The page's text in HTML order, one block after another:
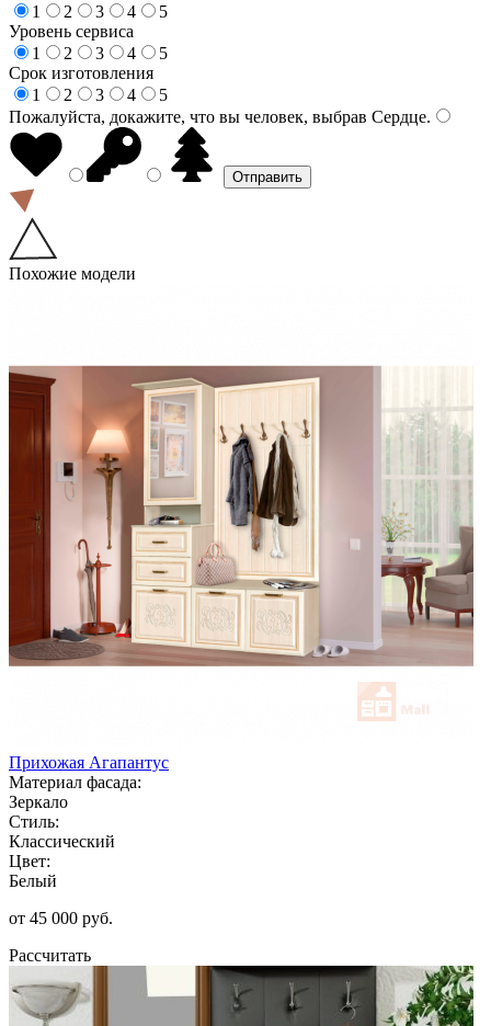
1
2 3 4
5
Уровень сервиса
1
2 3 4
5
Срок изготовления
1
2 3 4
5
Пожалуйста, докажите, что вы человек, выбрав Сердце.
Похожие модели
Прихожая Агапантус
Материал фасада:
Зеркало
Стиль:
Классический
Цвет:
Белый
от 45 000 руб.
Рассчитать